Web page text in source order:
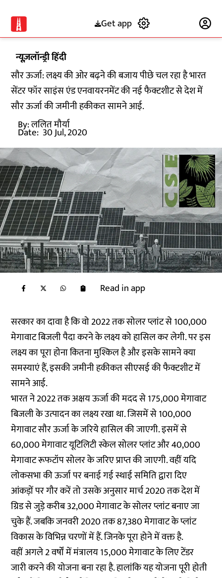
Get app
न्यूज़लॉन्ड्री हिंदी
सौर ऊर्जा: लक्ष्य की ओर बढ़ने की बजाय पीछे चल रहा है भारत
सेंटर फॉर साइंस एंड एनवायरनमेंट की नई फैक्टशीट से देश में
सौर ऊर्जा की जमीनी हकीकत सामने आई.
By:ललित मौर्या
Date: 30 Jul, 2020
Read in app
सरकार का दावा है कि वो 2022 तक सोलर प्लांट से 100,000
मेगावाट बिजली पैदा करने के लक्ष्य को हासिल कर लेगी. पर इस
लक्ष्य का पूरा होना कितना मुश्किल है और इसके सामने क्या
समस्याएं हैं, इसकी जमीनी हकीकत सीएसई की फैक्टशीट में
सामने आई.
भारत ने 2022 तक अक्षय ऊर्जा की मदद से 175,000 मेगावाट
बिजली के उत्पादन का लक्ष्य रखा था. जिसमें से 100,000
मेगावाट सौर ऊर्जा के जरिये हासिल की जाएगी. इसमें से
60,000 मेगावाट यूटिलिटी स्केल सोलर प्लांट और 40,000
मेगावाट रूफटॉप सोलर के जरिए प्राप्त की जाएगी. वहीं यदि
लोकसभा की ऊर्जा पर बनाई गई स्थाई समिति द्वारा दिए
आंकड़ों पर गौर करें तो उसके अनुसार मार्च 2020 तक देश में
ग्रिड से जुड़े करीब 32,000 मेगावाट के सोलर प्लांट बनाए जा
चुके हैं. जबकि जनवरी 2020 तक 87,380 मेगावाट के प्लांट
विकास के विभिन्न चरणों में हैं. जिनके पूरा होने में वक्त है.
वहीं अगले 2 वर्षों में मंत्रालय 15,000 मेगावाट के लिए टेंडर
जारी करने की योजना बना रहा है. हालांकि यह योजना पूरी होती